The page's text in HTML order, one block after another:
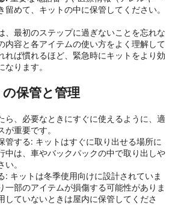
めて、キットの中に保管してください。
、最初のステップに過ぎないことを忘れな
内容と各アイテムの使い方をよく理解して
れば慣れるほど、緊急時にキットをより効
ります。
保管と管理
ら、必要なときにすぐに使えるように、適
重要です。
管する: キットはすぐに取り出せる場所に
中は、車やバックパックの中で取り出しや
。
: キットは冬季使用向けに設計されていま
一部のアイテムが損傷する可能性がありま
していないときは屋内に保管してくださ